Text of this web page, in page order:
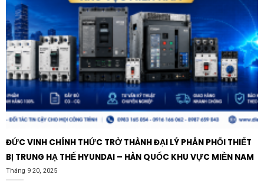
Tủ điện tổng (MSB):Giám sát dòng điện tổng của
tòa nhà, nhà máy để điều phối phụ tải hợp lý.
Tủ điều khiển động cơ (MCC):Theo dõi dòng khởi
động và dòng chạy ổn định của motor, bảo vệ máy
móc khỏi tình trạng kẹt động cơ hay quá tải.
Hệ thống máy phát điện:Hiển thị công suất dòng
điện đầu ra của máy phát, đảm bảo nguồn dự phòng
vận hành trong ngưỡng an toàn.
Xưởng sản xuất và khu công nghiệp:Lắp đặt tại các
máy công cụ lớn để kiểm soát tiêu thụ điện năng
cục bộ.
ĐỨC VINH CHÍNH THỨC TRỞ THÀNH ĐẠI LÝ PHÂN PHỐI THIẾT
BỊ TRUNG HẠ THẾ HYUNDAI – HÀN QUỐC KHU VỰC MIỀN NAM
Tháng 9 20, 2025